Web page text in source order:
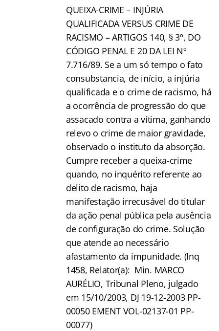
QUEIXA-CRIME – INJÚRIA
QUALIFICADA VERSUS CRIME DE
RACISMO – ARTIGOS 140, § 3º, DO
CÓDIGO PENAL E 20 DA LEI Nº
7.716/89. Se a um só tempo o fato
consubstancia, de início, a injúria
qualificada e o crime de racismo, há
a ocorrência de progressão do que
assacado contra a vítima, ganhando
relevo o crime de maior gravidade,
observado o instituto da absorção.
Cumpre receber a queixa-crime
quando, no inquérito referente ao
delito de racismo, haja
manifestação irrecusável do titular
da ação penal pública pela ausência
de configuração do crime. Solução
que atende ao necessário
afastamento da impunidade. (Inq
1458, Relator(a): Min. MARCO
AURÉLIO, Tribunal Pleno, julgado
em 15/10/2003, DJ 19-12-2003 PP-
00050 EMENT VOL-02137-01 PP-
00077)